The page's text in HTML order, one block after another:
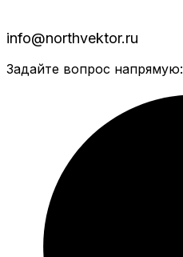
info@northvektor.ru
Задайте вопрос напрямую: